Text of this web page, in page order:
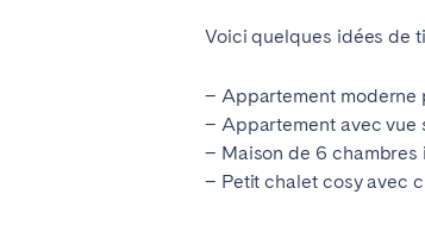
Voici quelques idées de
– Appartement moderne
– Appartement avec vue
– Maison de 6
– Petit chalet cosy avec
PORTUGAL
Albufeira
Évora